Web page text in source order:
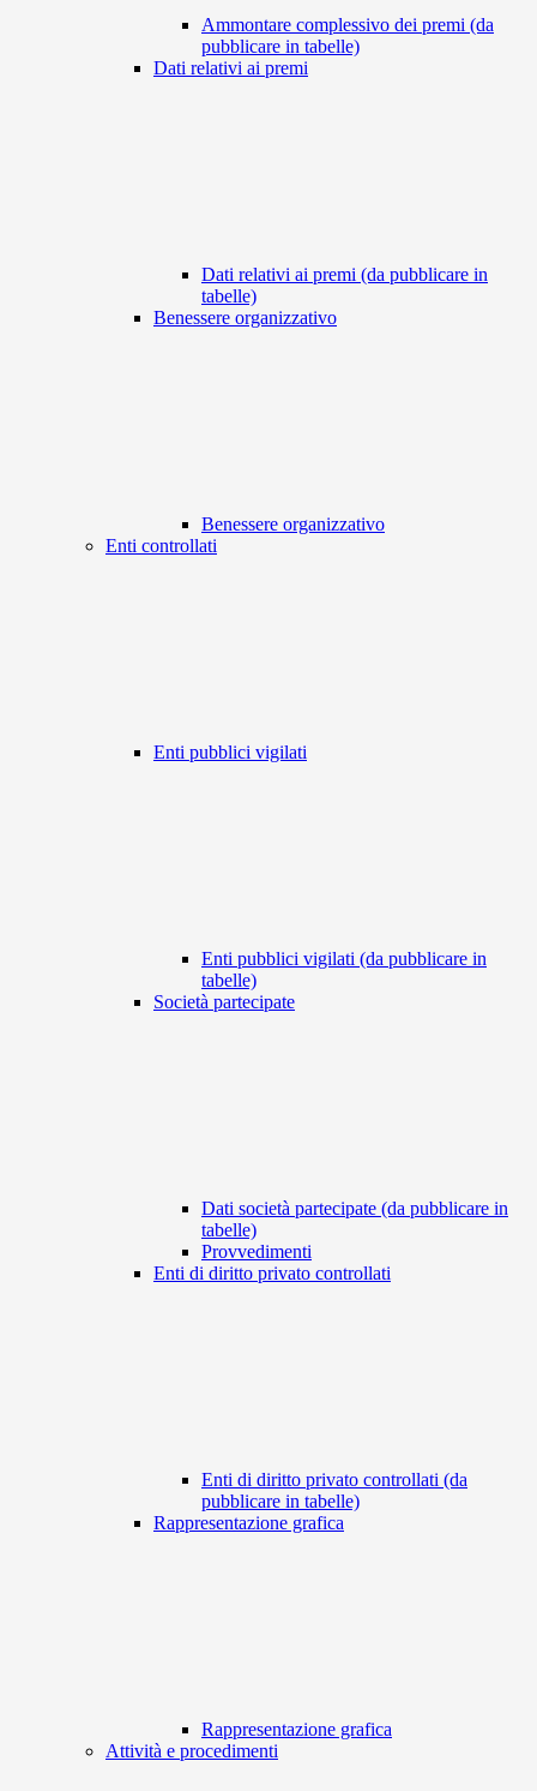
Ammontare complessivo dei premi (da
pubblicare in tabelle)
Dati relativi ai premi
Dati relativi ai premi (da pubblicare in
tabelle)
Benessere organizzativo
Benessere organizzativo
Enti controllati
Enti pubblici vigilati
Enti pubblici vigilati (da pubblicare in
tabelle)
Società partecipate
Dati società partecipate (da pubblicare in
tabelle)
Provvedimenti
Enti di diritto privato controllati
Enti di diritto privato controllati (da
pubblicare in tabelle)
Rappresentazione grafica
Rappresentazione grafica
Attività e procedimenti